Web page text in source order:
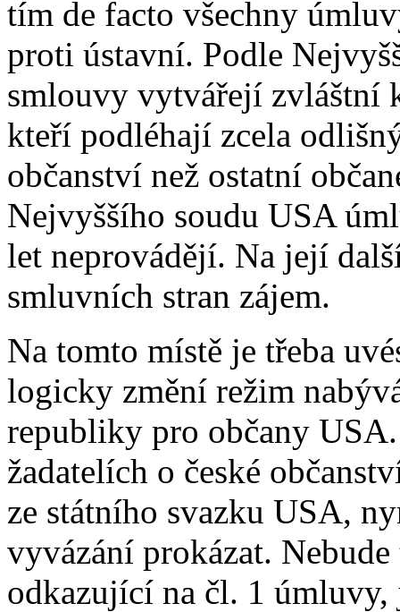
tím de facto všechny
proti ústavní. Podle
smlouvy vytvářejí zvláštní
kteří podléhají zcela
občanství než ostatní
Nejvyššího soudu USA
let neprovádějí. Na její
smluvních stran zájem.
Na tomto místě je třeba
logicky změní režim
republiky pro občany
žadatelích o české
ze státního svazku USA,
vyvázání prokázat.
odkazující na čl. 1